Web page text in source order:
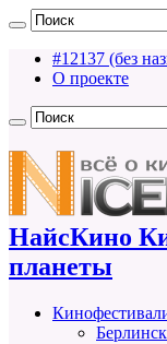
#12137 (без
О проекте
НайсКино
планеты